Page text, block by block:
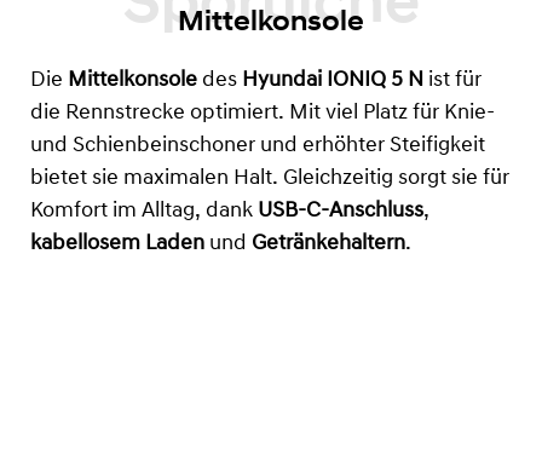
Mittelkonsole
Die Mittelkonsole des Hyundai IONIQ 5 N ist für
die Rennstrecke optimiert. Mit viel Platz für Knie-
und Schienbeinschoner und erhöhter Steifigkeit
bietet sie maximalen Halt. Gleichzeitig sorgt sie für
Komfort im Alltag, dank USB-C-Anschluss,
kabellosem Laden und Getränkehaltern.